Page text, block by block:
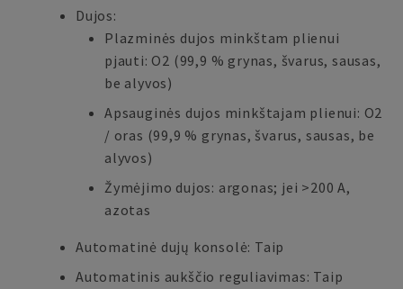
Dujos:
Plazminės dujos minkštam plienui
pjauti: O2 (99,9 % grynas, švarus, sausas,
be alyvos)
Apsauginės dujos minkštajam plienui: O2
/ oras (99,9 % grynas, švarus, sausas, be
alyvos)
Žymėjimo dujos: argonas; jei >200 A,
azotas
Automatinė dujų konsolė: Taip
Automatinis aukščio reguliavimas: Taip